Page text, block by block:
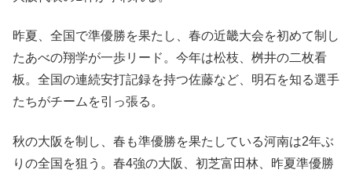
昨夏、全国で準優勝を果たし、春の近畿大会を初めて制し
たあべの翔学が一歩リード。今年は松枝、桝井の二枚看
板。全国の連続安打記録を持つ佐藤など、明石を知る選手
たちがチームを引っ張る。
秋の大阪を制し、春も準優勝を果たしている河南は2年ぶ
りの全国を狙う。春4強の大阪、初芝富田林、昨夏準優勝